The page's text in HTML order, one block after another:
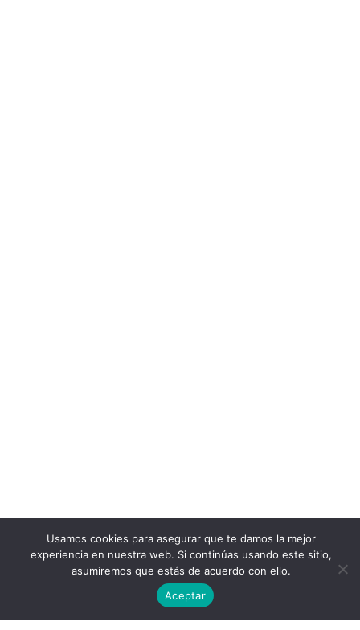
Usamos cookies para asegurar que te damos la mejor
experiencia en nuestra web. Si continúas usando este sitio,
asumiremos que estás de acuerdo con ello.
Aceptar